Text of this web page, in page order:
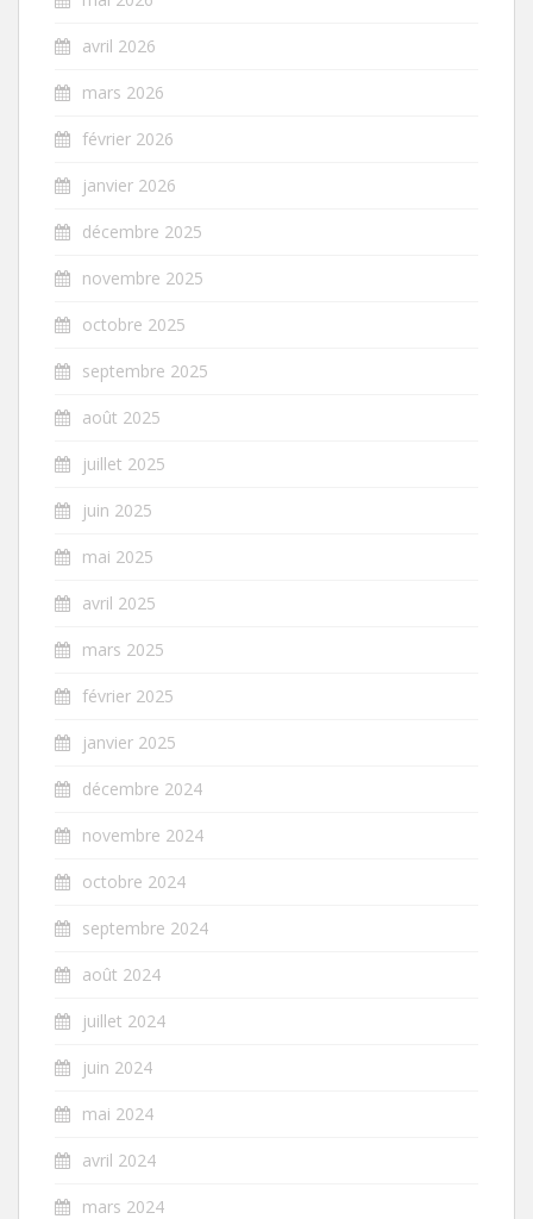
avril 2026
mars 2026
février 2026
janvier 2026
décembre 2025
novembre 2025
octobre 2025
septembre 2025
août 2025
juillet 2025
juin 2025
mai 2025
avril 2025
mars 2025
février 2025
janvier 2025
décembre 2024
novembre 2024
octobre 2024
septembre 2024
août 2024
juillet 2024
juin 2024
mai 2024
avril 2024
mars 2024